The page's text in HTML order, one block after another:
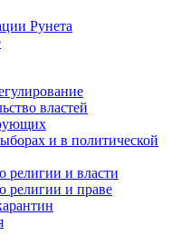
Рунета
властей
и в политической
религии и власти
религии и праве